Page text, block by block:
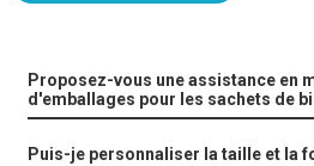
Proposez-vous une assistance en
d'emballages pour les sachets de
Puis-je personnaliser la taille et la